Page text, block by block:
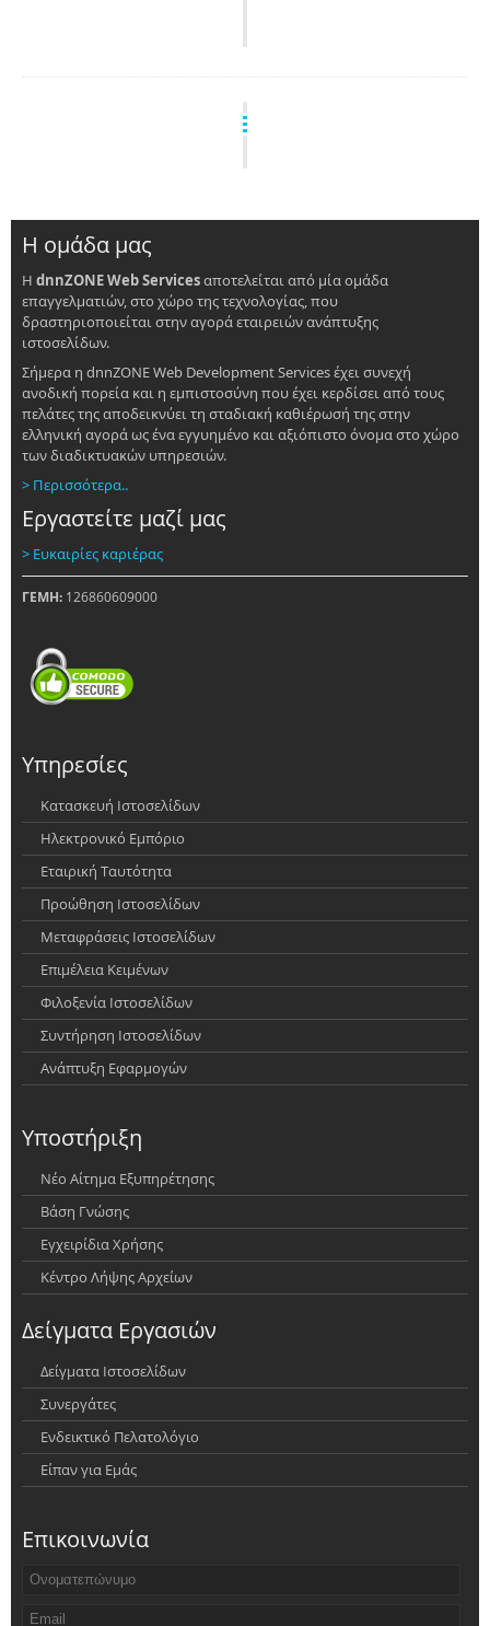
Η ομάδα μας
Η dnnZONE Web Servicesαποτελείται από μία ομάδα
επαγγελματιών, στο χώρο της τεχνολογίας, που
δραστηριοποιείται στην αγορά εταιρειών ανάπτυξης
ιστοσελίδων.
Σήμερα η dnnZONE Web Development Services έχει συνεχή
ανοδική πορεία και η εμπιστοσύνη που έχει κερδίσει από τους
πελάτες της αποδεικνύει τη σταδιακή καθιέρωσή της στην
ελληνική αγορά ως ένα εγγυημένο και αξιόπιστο όνομα στο χώρο
των διαδικτυακών υπηρεσιών.
> Περισσότερα..
Εργαστείτε μαζί μας
> Ευκαιρίες καριέρας
ΓΕΜΗ: 126860609000
Υπηρεσίες
Κατασκευή Ιστοσελίδων
Ηλεκτρονικό Εμπόριο
Εταιρική Ταυτότητα
Προώθηση Ιστοσελίδων
Μεταφράσεις Ιστοσελίδων
Επιμέλεια Κειμένων
Φιλοξενία Ιστοσελίδων
Συντήρηση Ιστοσελίδων
Ανάπτυξη Εφαρμογών
Υποστήριξη
Νέο Αίτημα Εξυπηρέτησης
Βάση Γνώσης
Εγχειρίδια Χρήσης
Κέντρο Λήψης Αρχείων
Δείγματα Εργασιών
Δείγματα Ιστοσελίδων
Συνεργάτες
Ενδεικτικό Πελατολόγιο
Είπαν για Εμάς
Επικοινωνία